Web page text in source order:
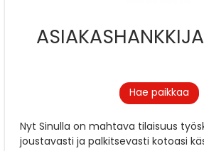
Nyt Sinulla on mahtava tilaisuus
joustavasti ja palkitsevasti kotoasi
Hae paikkaa